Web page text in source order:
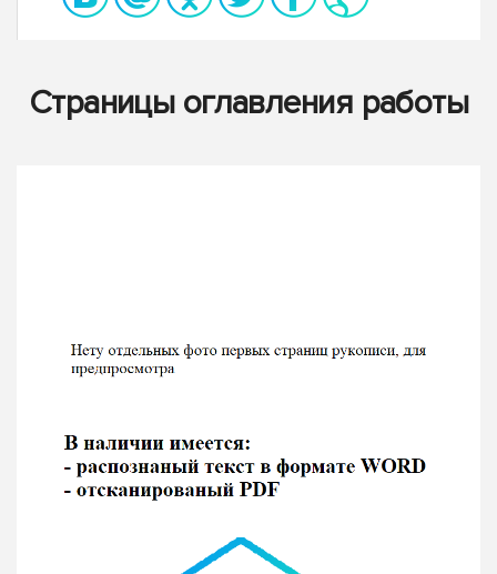
Страницы оглавления работы